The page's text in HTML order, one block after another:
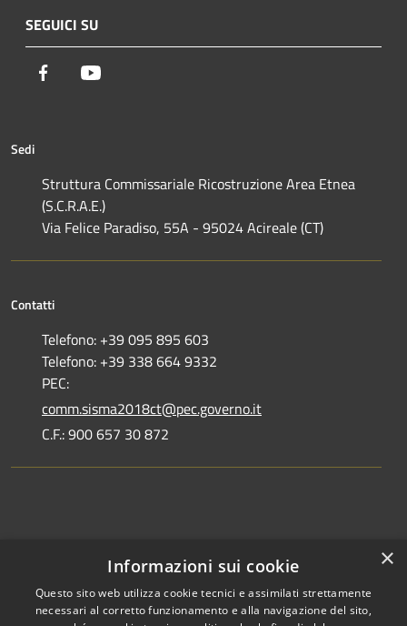
SEGUICI SU
Facebook
Sedi
Struttura Commissariale Ricostruzione Area Etnea
(S.C.R.A.E.)
Via Felice Paradiso, 55A - 95024 Acireale (CT)
Contatti
Telefono: +39 095 895 603
Telefono: +39 338 664 9332
PEC:
comm.sisma2018ct@pec.governo.it
C.F.: 900 657 30 872
Dichiarazione di accessibilità
×
Informazioni sui cookie
Questo sito web utilizza cookie tecnici e assimilati strettamente
necessari al corretto funzionamento e alla navigazione del sito,